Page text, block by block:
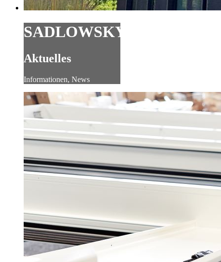
SADLOWSKY
Aktuelles
Informationen, News